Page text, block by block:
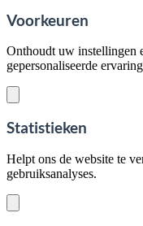
Voorkeuren
Onthoudt uw instellingen
gepersonaliseerde
Statistieken
Helpt ons de website te
gebruiksanalyses.